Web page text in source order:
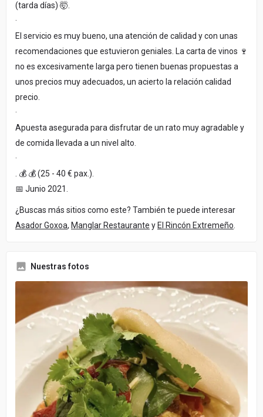
(tarda días) 🤯.
·
El servicio es muy bueno, una atención de calidad y con unas
recomendaciones que estuvieron geniales. La carta de vinos 🍷
no es excesivamente larga pero tienen buenas propuestas a
unos precios muy adecuados, un acierto la relación calidad
precio.
·
Apuesta asegurada para disfrutar de un rato muy agradable y
de comida llevada a un nivel alto.
·
. 💰 💰 (25 - 40 € pax.).
📅 Junio 2021.
¿Buscas más sitios como este? También te puede interesar
Asador Goxoa, Manglar Restaurante y El Rincón Extremeño
Nuestras fotos